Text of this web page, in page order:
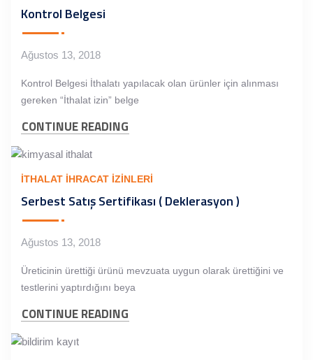
Kontrol Belgesi
Ağustos 13, 2018
Kontrol Belgesi İthalatı yapılacak olan ürünler için alınması
gereken “İthalat izin” belge
CONTINUE READING
İTHALAT İHRACAT İZINLERI
Serbest Satış Sertifikası ( Deklerasyon )
Ağustos 13, 2018
Üreticinin ürettiği ürünü mevzuata uygun olarak ürettiğini ve
testlerini yaptırdığını beya
CONTINUE READING